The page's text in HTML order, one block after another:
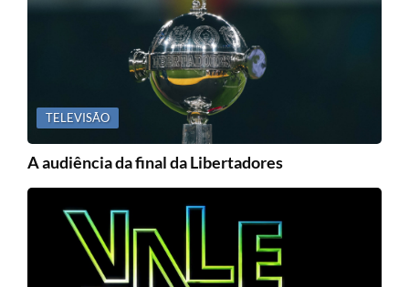
TELEVISÃO
A audiência da final da Libertadores